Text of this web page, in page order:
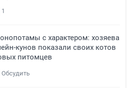
1
с характером: хозяева
кунов показали своих котов
питомцев
Обсудить